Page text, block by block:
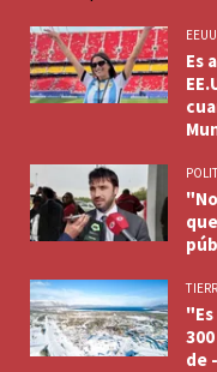
EEUU
Es
de